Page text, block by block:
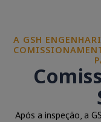
A GSH
Após a inspeção, a